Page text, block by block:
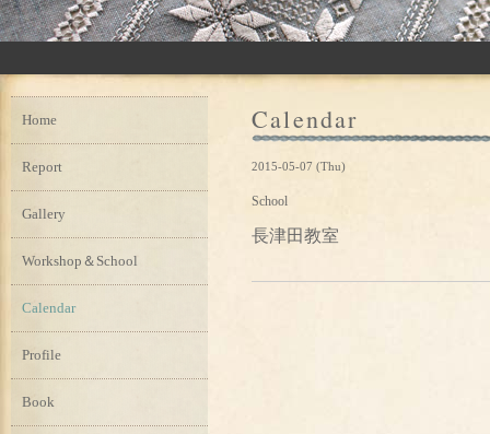
Calendar
2015-05-07 (Thu)
School
長津田教室
Home
Report
Gallery
Workshop＆School
Calendar
Profile
Book